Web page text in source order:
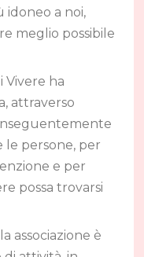
idoneo a noi,
meglio possibile
Vivere ha
attraverso
le persone, per
e per
possa trovarsi
associazione è